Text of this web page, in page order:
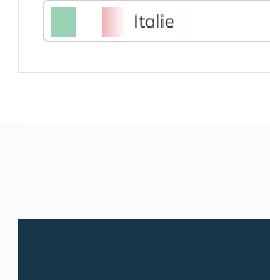
Italie